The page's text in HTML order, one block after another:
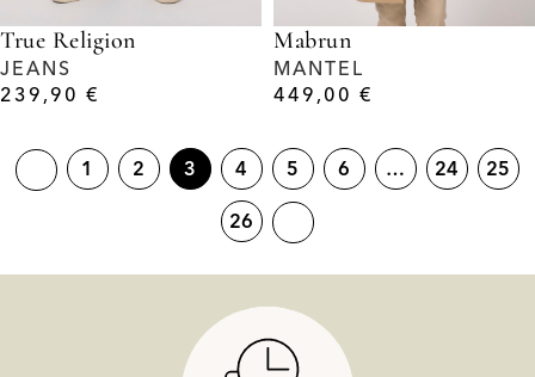
True Religion
JEANS
239,90 €
Mabrun
MANTEL
449,00 €
1 2 3 4 5 6 … 24 25
26